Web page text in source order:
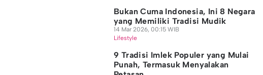
Bukan Cuma Indonesia, Ini 8 Negara
yang Memiliki Tradisi Mudik
14 Mar 2026, 00:15 WIB
Lifestyle
9 Tradisi Imlek Populer yang Mulai
Punah, Termasuk Menyalakan